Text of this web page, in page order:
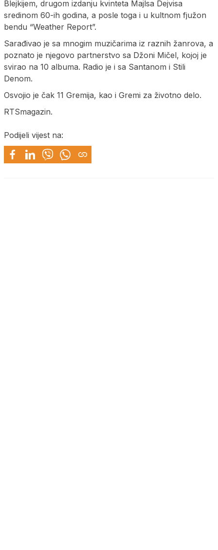
Blejkijem, drugom izdanju kvinteta Majlsa Dejvisa
sredinom 60-ih godina, a posle toga i u kultnom fjužon
bendu “Weather Report”.
Sarađivao je sa mnogim muzičarima iz raznih žanrova, a
poznato je njegovo partnerstvo sa Džoni Mičel, kojoj je
svirao na 10 albuma. Radio je i sa Santanom i Stili
Denom.
Osvojio je čak 11 Gremija, kao i Gremi za životno delo.
RTSmagazin.
Podijeli vijest na: